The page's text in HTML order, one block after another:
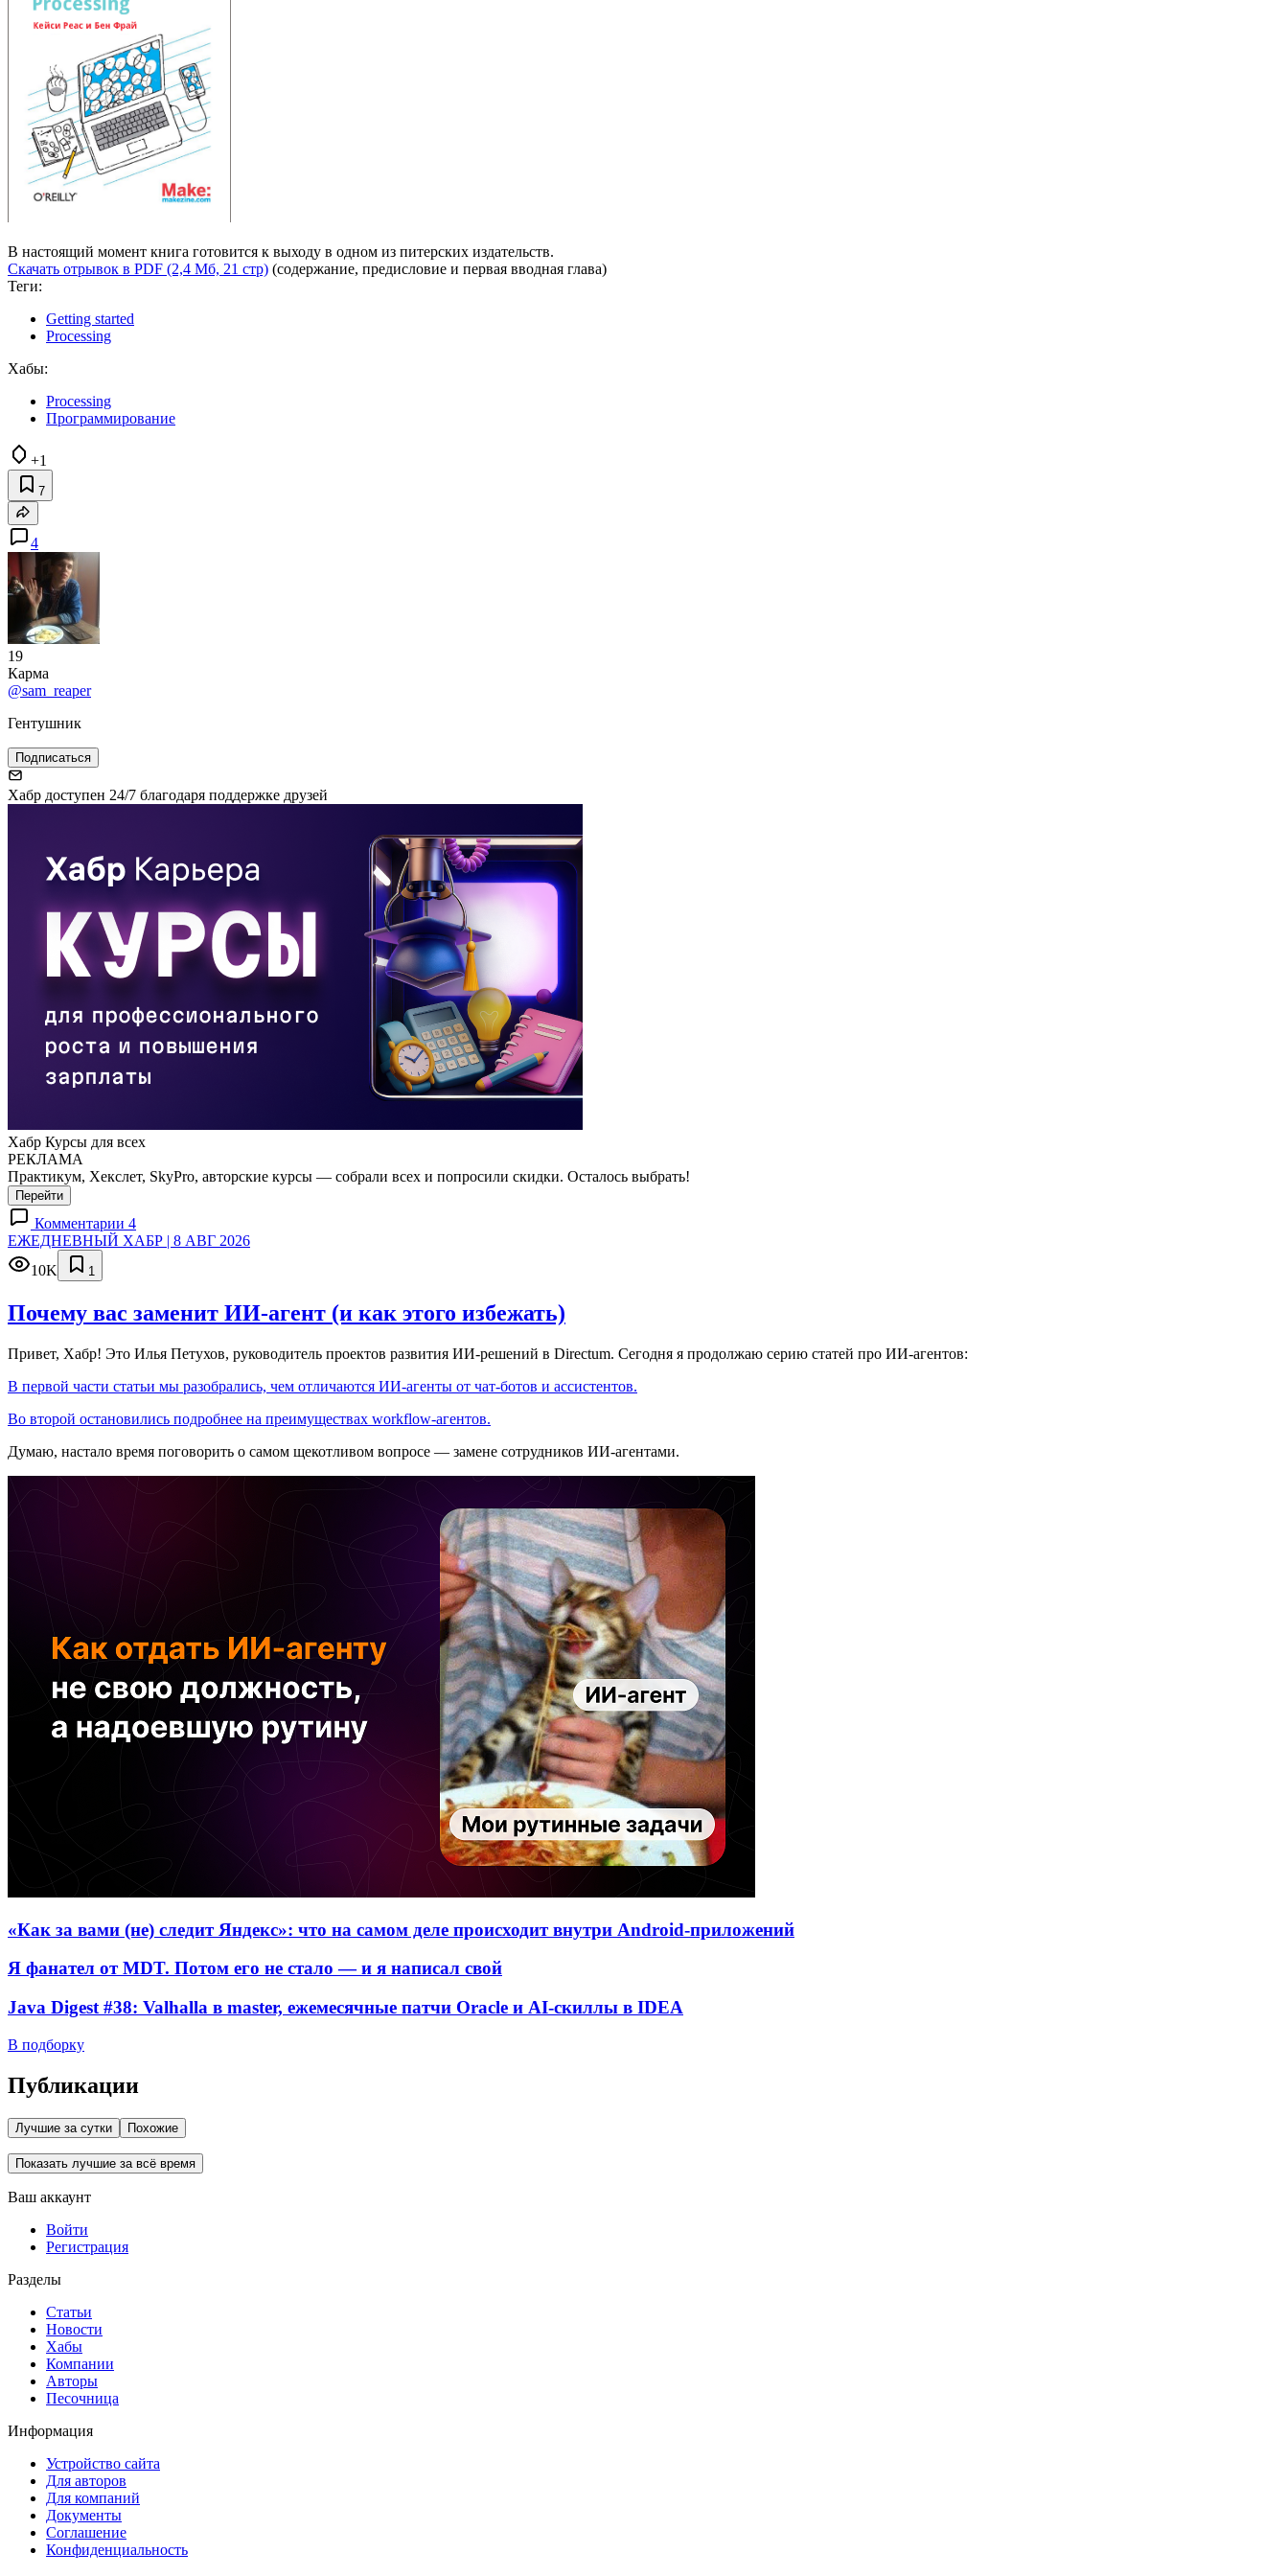
В настоящий момент книга готовится к выходу в одном из питерских издательств.
Скачать отрывок в PDF (2,4 Мб, 21 стр) (содержание, предисловие и первая вводная глава)
Теги:
Getting started
Processing
Хабы:
Processing
Программирование
+1
7
4
19
Карма
@sam_reaper
Гентушник
Подписаться
Хабр доступен 24/7 благодаря поддержке друзей
Хабр Курсы для всех
РЕКЛАМА
Практикум, Хекслет, SkyPro, авторские курсы — собрали всех и попросили скидки. Осталось выбрать!
Перейти
Комментарии 4
ЕЖЕДНЕВНЫЙ ХАБР | 8 АВГ 2026
10K
1
Почему вас заменит ИИ‑агент (и как этого избежать)
Привет, Хабр! Это Илья Петухов, руководитель проектов развития ИИ-решений в Directum. Сегодня я продолжаю серию статей про ИИ-агентов:
В первой части статьи мы разобрались, чем отличаются ИИ-агенты от чат-ботов и ассистентов.
Во второй остановились подробнее на преимуществах workflow-агентов.
Думаю, настало время поговорить о самом щекотливом вопросе — замене сотрудников ИИ-агентами.
«Как за вами (не) следит Яндекс»: что на самом деле происходит внутри Android-приложений
Я фанател от MDT. Потом его не стало — и я написал свой
Java Digest #38: Valhalla в master, ежемесячные патчи Oracle и AI-скиллы в IDEA
В подборку
Публикации
Лучшие за сутки Похожие
Показать лучшие за всё время
Ваш аккаунт
Войти
Регистрация
Разделы
Статьи
Новости
Хабы
Компании
Авторы
Песочница
Информация
Устройство сайта
Для авторов
Для компаний
Документы
Соглашение
Конфиденциальность